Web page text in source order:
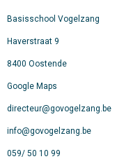
Basisschool Vogelzang
Haverstraat 9
8400 Oostende
Google Maps
directeur@govogelzang.be
info@govogelzang.be
059/ 50 10 99